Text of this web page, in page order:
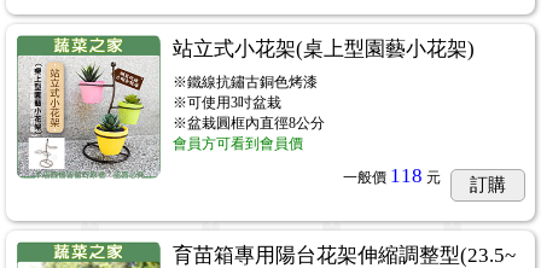
站立式小花架(桌上型園藝小花架)
※鐵線抗鏽古銅色烤漆
※可使用3吋盆栽
※盆栽圓框內直徑8公分
會員方可看到會員價
一般價 118 元 訂購
育苗箱專用陽台花架伸縮調整型(23.5~